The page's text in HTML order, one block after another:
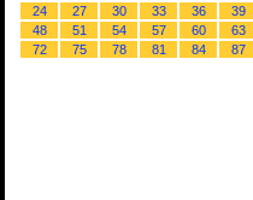
24
27 30 33 36 39
48
51 54 57 60 63
72
75 78 81 84 87